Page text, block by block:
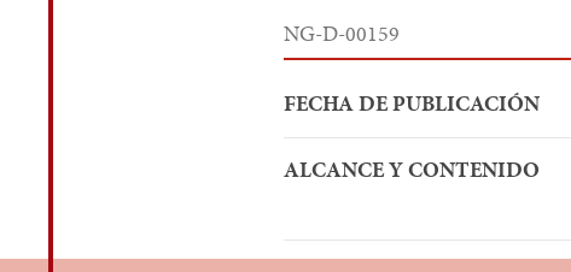
NG-D-00159
FECHA DE PUBLICACIÓN
ALCANCE Y CONTENIDO